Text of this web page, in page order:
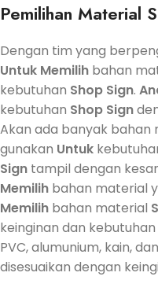
Pemilihan Material
Dengan tim yang
Untuk Memilih bahan
kebutuhan Shop Sign.
kebutuhan Shop Sign
Akan ada banyak
gunakan Untuk
Sign tampil dengan
Memilih bahan material
Memilih bahan material
keinginan dan kebutuhan
PVC, alumunium, kain,
disesuaikan dengan